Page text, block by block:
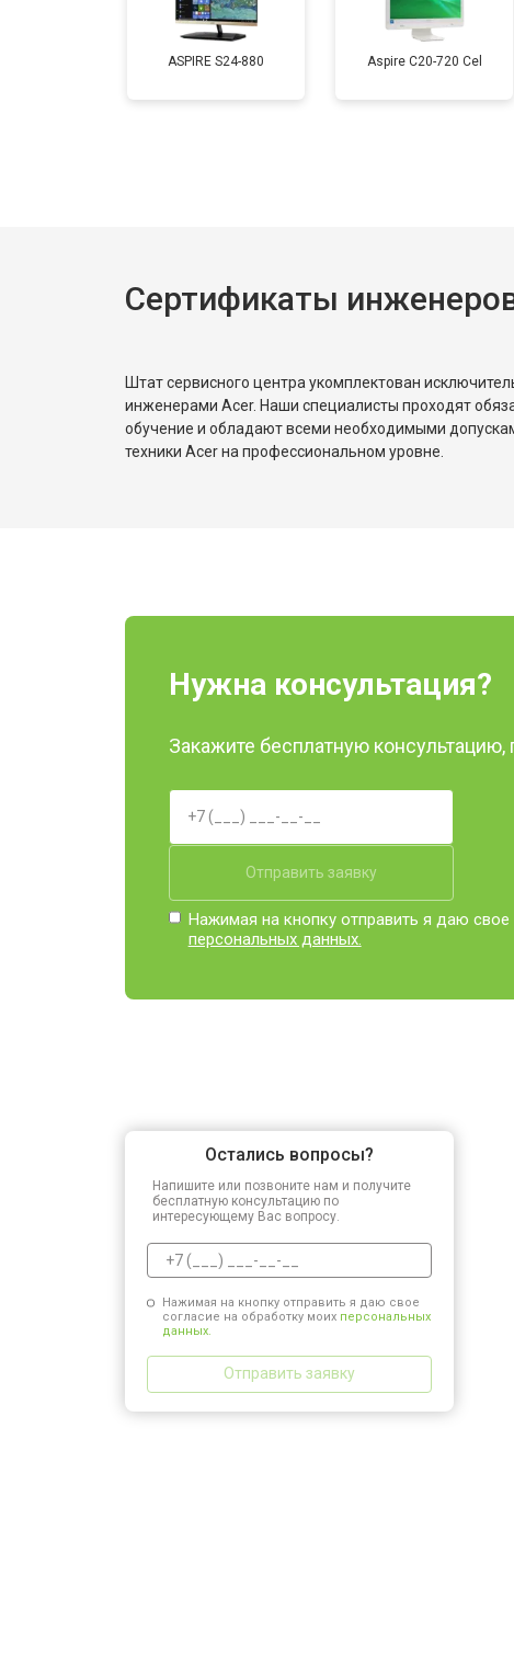
ASPIRE S24-880 Aspire C20-720 Cel
Сертификаты
Штат сервисного центра укомплектован
инженерами Acer. Наши специалисты проходят
обучение и обладают всеми необходимыми
техники Acer на профессиональном уровне.
Нужна консультация?
Закажите бесплатную
Отправить заявку
Нажимая на кнопку отправить я даю свое
персональных данных.
Остались вопросы?
Напишите или позвоните нам и получите
бесплатную консультацию по
интересующему Вас вопросу.
Нажимая на кнопку отправить я даю свое
согласие на обработку моих персональных
данных.
Отправить заявку